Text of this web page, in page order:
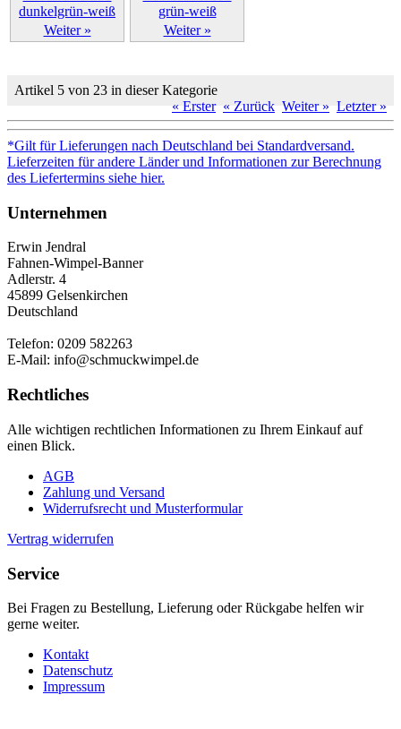
Weiter » Weiter »
Artikel 5 von 23 in dieser Kategorie
« Erster « Zurück Weiter » Letzter »
*Gilt für Lieferungen nach Deutschland bei Standardversand.
Lieferzeiten für andere Länder und Informationen zur Berechnung
des Liefertermins siehe hier.
Unternehmen
Erwin Jendral
Fahnen-Wimpel-Banner
Adlerstr. 4
45899 Gelsenkirchen
Deutschland
Telefon: 0209 582263
E-Mail: info@schmuckwimpel.de
Rechtliches
Alle wichtigen rechtlichen Informationen zu Ihrem Einkauf auf
einen Blick.
AGB
Zahlung und Versand
Widerrufsrecht und Musterformular
Vertrag widerrufen
Service
Bei Fragen zu Bestellung, Lieferung oder Rückgabe helfen wir
gerne weiter.
Kontakt
Datenschutz
Impressum